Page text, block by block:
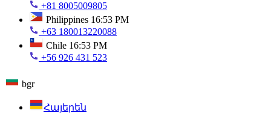
+81 8005009805
Philippines 16:53 PM
+63 180013220088
Chile 16:53 PM
+56 926 431 523
bgr
Հայերեն